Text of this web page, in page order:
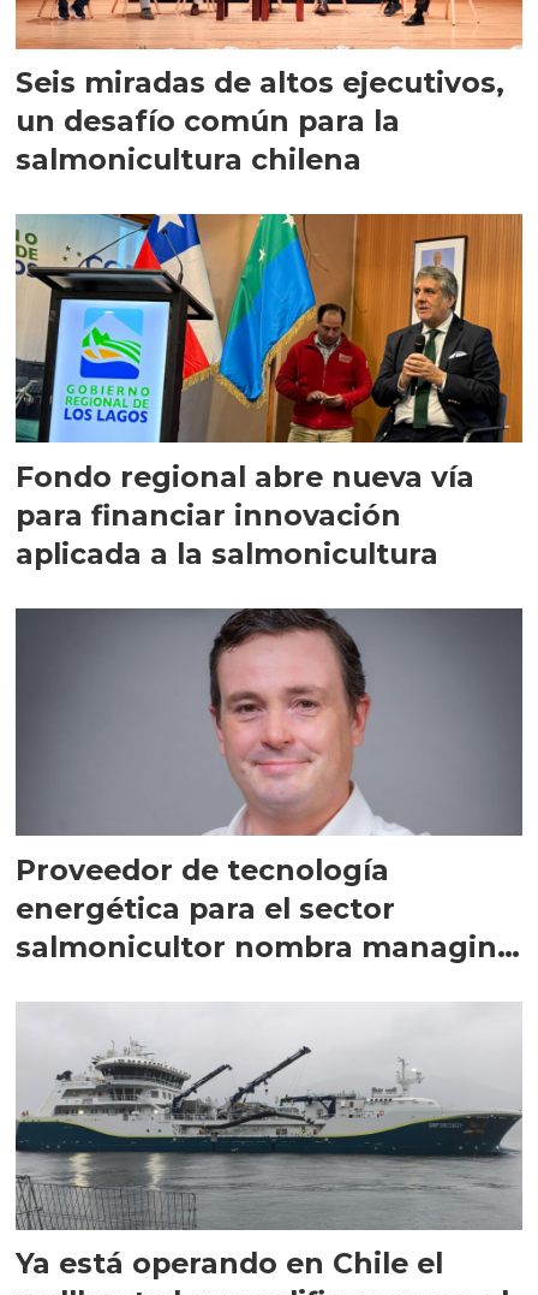
Seis miradas de altos ejecutivos,
un desafío común para la
salmonicultura chilena
Fondo regional abre nueva vía
para financiar innovación
aplicada a la salmonicultura
Proveedor de tecnología
energética para el sector
salmonicultor nombra managing
Ya está operando en Chile el